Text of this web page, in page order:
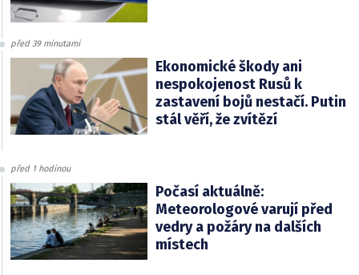
před 39 minutami
Ekonomické škody ani
nespokojenost Rusů k
zastavení bojů nestačí. Putin
stál věří, že zvítězí
před 1 hodinou
Počasí aktuálně:
Meteorologové varují před
vedry a požáry na dalších
místech